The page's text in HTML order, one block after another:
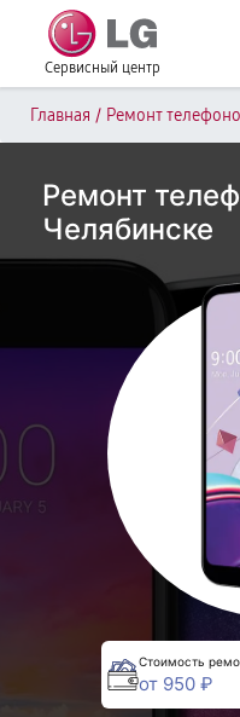
Сервисный центр
Главная / Ремонт
Ремонт
Челябинске
Стоимость
от 950 ₽